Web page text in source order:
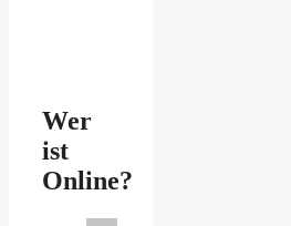
Wer
ist
Online?